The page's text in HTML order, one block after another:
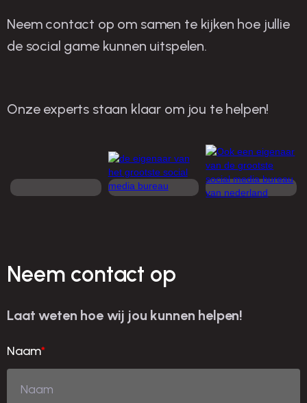
Neem contact op om samen te kijken hoe jullie
de social game kunnen uitspelen.
Onze experts staan klaar om jou te helpen!
Neem contact op
Laat weten hoe wij jou kunnen helpen!
Naam*